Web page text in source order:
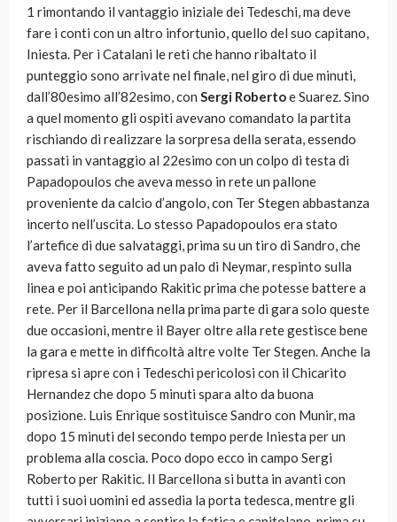
1 rimontando il vantaggio iniziale dei Tedeschi, ma deve
fare i conti con un altro infortunio, quello del suo capitano,
Iniesta. Per i Catalani le reti che hanno ribaltato il
punteggio sono arrivate nel finale, nel giro di due minuti,
dall’80esimo all’82esimo, con Sergi Robertoe Suarez. Sino
a quel momento gli ospiti avevano comandato la partita
rischiando di realizzare la sorpresa della serata, essendo
passati in vantaggio al 22esimo con un colpo di testa di
Papadopoulos che aveva messo in rete un pallone
proveniente da calcio d’angolo, con Ter Stegen abbastanza
incerto nell’uscita. Lo stesso Papadopoulos era stato
l’artefice di due salvataggi, prima su un tiro di Sandro, che
aveva fatto seguito ad un palo di Neymar, respinto sulla
linea e poi anticipando Rakitic prima che potesse battere a
rete. Per il Barcellona nella prima parte di gara solo queste
due occasioni, mentre il Bayer oltre alla rete gestisce bene
la gara e mette in difficoltà altre volte Ter Stegen. Anche la
ripresa si apre con i Tedeschi pericolosi con il Chicarito
Hernandez che dopo 5 minuti spara alto da buona
posizione. Luis Enrique sostituisce Sandro con Munir, ma
dopo 15 minuti del secondo tempo perde Iniesta per un
problema alla coscia. Poco dopo ecco in campo Sergi
Roberto per Rakitic. Il Barcellona si butta in avanti con
tutti i suoi uomini ed assedia la porta tedesca, mentre gli